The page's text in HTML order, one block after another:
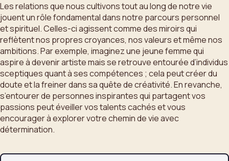
Les relations que nous cultivons tout au long de notre vie
jouent un rôle fondamental dans notre parcours personnel
et spirituel. Celles-ci agissent comme des miroirs qui
reflètent nos propres croyances, nos valeurs et même nos
ambitions. Par exemple, imaginez une jeune femme qui
aspire à devenir artiste mais se retrouve entourée d’individus
sceptiques quant à ses compétences ; cela peut créer du
doute et la freiner dans sa quête de créativité. En revanche,
s’entourer de personnes inspirantes qui partagent vos
passions peut éveiller vos talents cachés et vous
encourager à explorer votre chemin de vie avec
détermination.